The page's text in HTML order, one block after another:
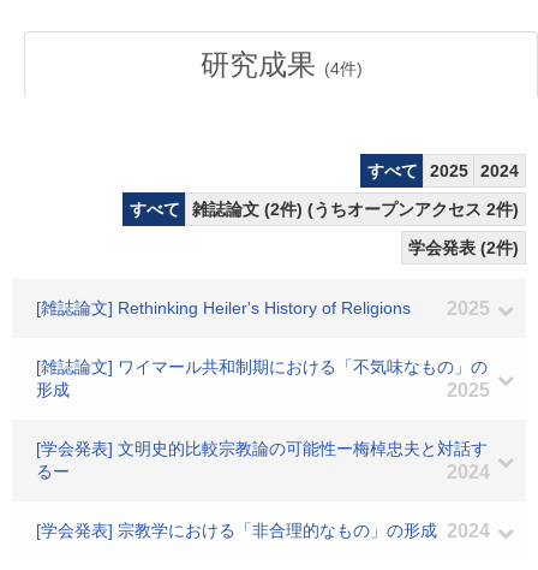
研究成果 (4件)
すべて 2025
2024
すべて
雑誌論文 (2件) (うちオープンアクセス 2件)
学会発表 (2件)
[雑誌論文] Rethinking Heiler's History of Religions 2025
[雑誌論文] ワイマール共和制期における「不気味なもの」の
形成
2025
[学会発表] 文明史的比較宗教論の可能性ー梅棹忠夫と対話す
るー
2024
[学会発表] 宗教学における「非合理的なもの」の形成 2024